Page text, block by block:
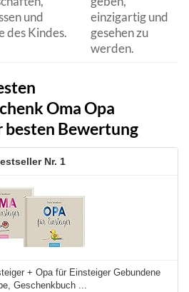
und
des Kindes.
einzigartig und
gesehen zu
werden.
Oma Opa
Bewertung
1
+ Opa für Einsteiger Gebundene
Geschenkbuch ...